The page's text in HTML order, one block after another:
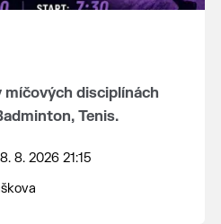
disciplínách
Tenis.
20 dvojčlenných
min. 4 západy od
8. 2026 21:15